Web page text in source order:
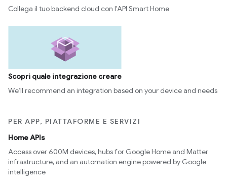
Collega il tuo backend cloud con l'API Smart Home
Scopri quale integrazione creare
We’ll recommend an integration based on your device and needs
PER APP, PIATTAFORME E SERVIZI
Home APIs
Access over 600M devices, hubs for Google Home and Matter
infrastructure, and an automation engine powered by Google
intelligence